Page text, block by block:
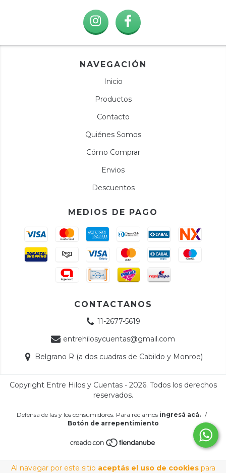
Al navegar por este sitio aceptás el uso de cookiespara
NAVEGACIÓN
Inicio
Productos
Contacto
Quiénes Somos
Cómo Comprar
Envios
Descuentos
MEDIOS DE PAGO
CONTACTANOS
11-2677-5619
entrehilosycuentas@gmail.com
Belgrano R (a dos cuadras de Cabildo y Monroe)
Copyright Entre Hilos y Cuentas - 2026. Todos los derechos
reservados.
Defensa de las y los consumidores. Para reclamos ingresá acá. /
Botón de arrepentimiento